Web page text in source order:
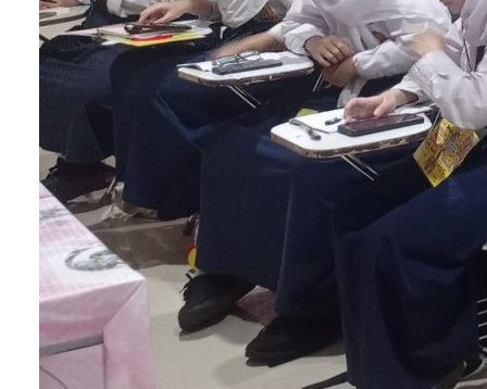
memberikan penjelasan materi kepada
masing ketua kelompok.
Selanjutnya, ketua kelompok menjelaskan
materi yang disampaikan oleh guru kepada
teman satu kelompoknya.
Kemudian, berikan satu lembar kerja kepada
tiap kelompok untuk menuliskan pertanyaan
terkait dengan materi yang sudah dijelaskan
oleh ketua kelompok.